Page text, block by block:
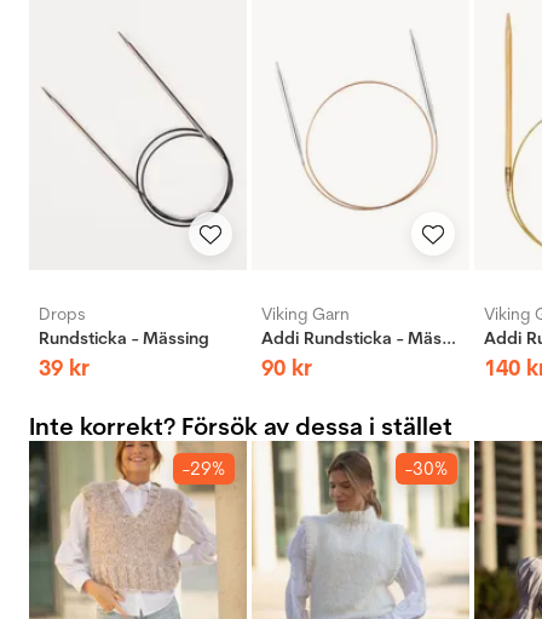
Drops
Rundsticka - Mässing
39 kr
Viking Garn
Addi Rundsticka - Mässing
90 kr
Viking
140
Inte korrekt? Försök av dessa i stället
-29% -30%